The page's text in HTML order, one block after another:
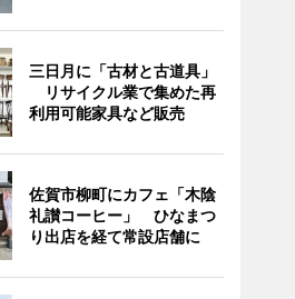
三日月に「古材と古道具」
リサイクル業で集めた再
利用可能家具など販売
佐賀市柳町にカフェ「木陰
礼讃コーヒー」 ひなまつ
り出店を経て常設店舗に